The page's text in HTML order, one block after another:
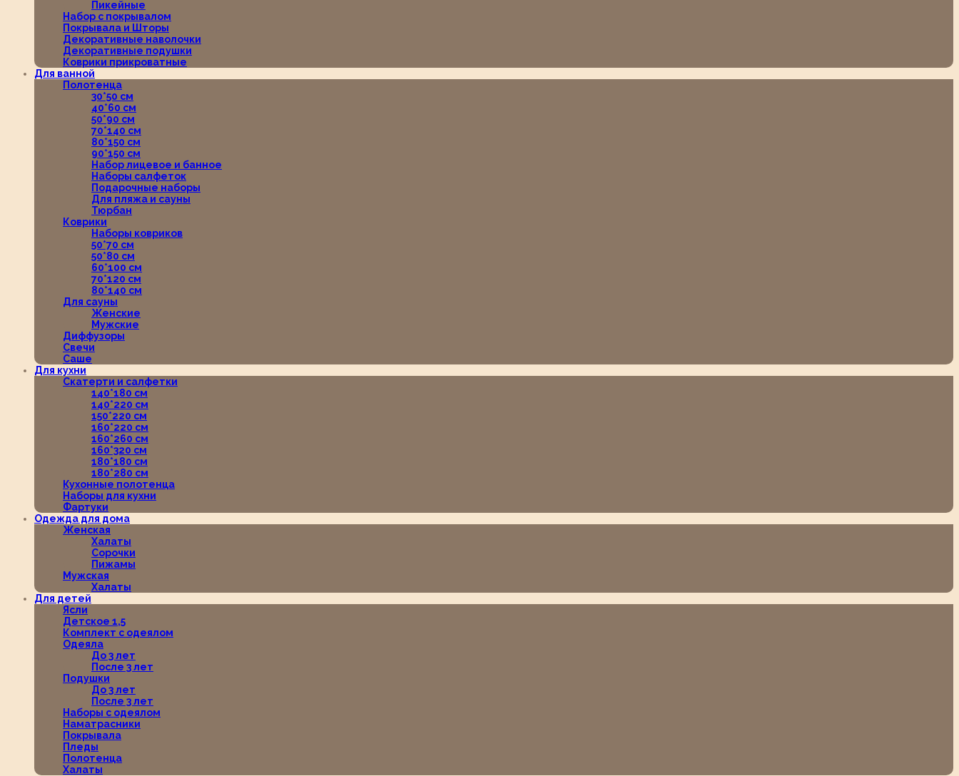
Пикейные
Набор с покрывалом
Покрывала и Шторы
Декоративные наволочки
Декоративные подушки
Коврики прикроватные
Для ванной
Полотенца
30*50 см
40*60 см
50*90 см
70*140 см
80*150 см
90*150 см
Набор лицевое и банное
Наборы салфеток
Подарочные наборы
Для пляжа и сауны
Тюрбан
Коврики
Наборы ковриков
50*70 см
50*80 см
60*100 см
70*120 см
80*140 см
Для сауны
Женские
Мужские
Диффузоры
Свечи
Саше
Для кухни
Скатерти и салфетки
140*180 см
140*220 см
150*220 см
160*220 см
160*260 см
160*320 см
180*180 см
180*280 см
Кухонные полотенца
Наборы для кухни
Фартуки
Одежда для дома
Женская
Халаты
Сорочки
Пижамы
Мужская
Халаты
Для детей
Ясли
Детское 1,5
Комплект с одеялом
Одеяла
До 3 лет
После 3 лет
Подушки
До 3 лет
После 3 лет
Наборы с одеялом
Наматрасники
Покрывала
Пледы
Полотенца
Халаты